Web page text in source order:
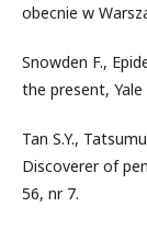
obecnie w
Snowden F.,
the present, Yale
Tan S.Y.,
Discoverer of
56, nr 7.